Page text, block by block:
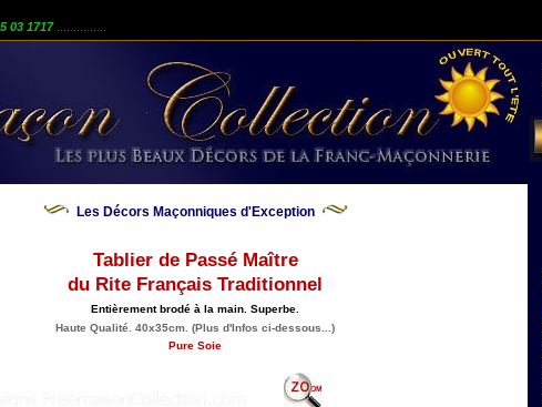
03 1717
Les Décors Maçonniques d'Exception
Tablier de Passé Maître
du Rite Français Traditionnel
Entièrement brodé à la main. Superbe.
Haute Qualité. 40x35cm. (Plus d'Infos ci-dessous...)
Pure Soie